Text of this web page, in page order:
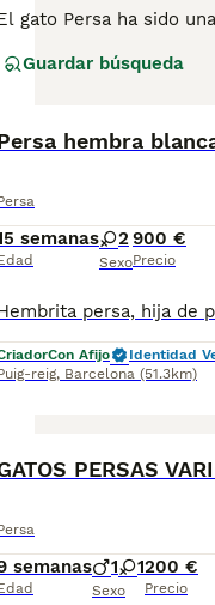
gato Persa ha sido
muy inteligentes, pues
muy populares
Guardar búsqueda
hembra
semanas 2
Sexo
900 €
Precio
Con Afijo
Identidad
reig, Barcelona (51.3km)
PERSAS
semanas 1 1
Sexo
200 €
Precio